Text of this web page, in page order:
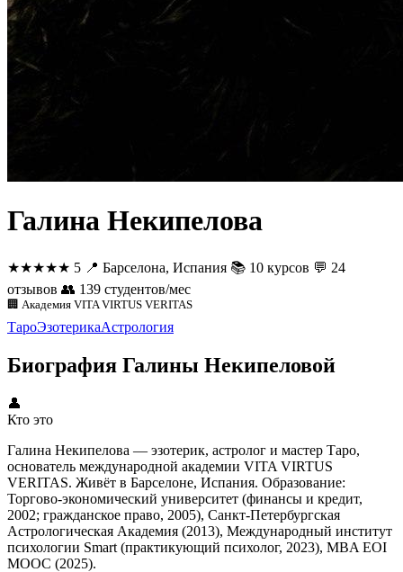
Галина Некипелова
★★★★★ 5 📍 Барселона, Испания 📚 10 курсов 💬 24
отзывов 👥 139 студентов/мес
🏢 Академия VITA VIRTUS VERITAS
ТароЭзотерикаАстрология
Биография Галины Некипеловой
👤
Кто это
Галина Некипелова — эзотерик, астролог и мастер Таро,
основатель международной академии VITA VIRTUS
VERITAS. Живёт в Барселоне, Испания. Образование:
Торгово-экономический университет (финансы и кредит,
2002; гражданское право, 2005), Санкт-Петербургская
Астрологическая Академия (2013), Международный институт
психологии Smart (практикующий психолог, 2023), MBA EOI
MOOC (2025).